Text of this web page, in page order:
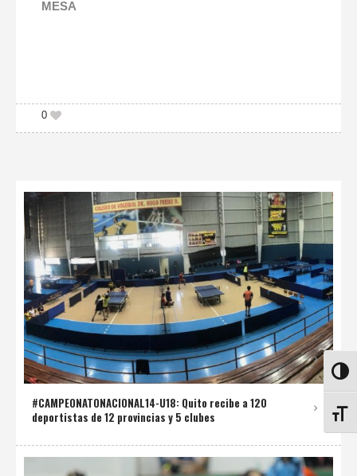
MESA
0
#CAMPEONATONACIONAL14-U18: Quito recibe a 120
deportistas de 12 provincias y 5 clubes